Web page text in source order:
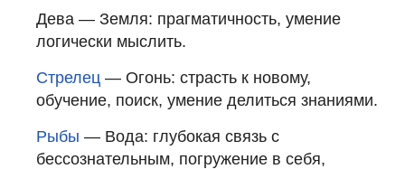
Дева — Земля: прагматичность, умение
логически мыслить.
Стрелец — Огонь: страсть к новому,
обучение, поиск, умение делиться знаниями.
Рыбы — Вода: глубокая связь с
бессознательным, погружение в себя,